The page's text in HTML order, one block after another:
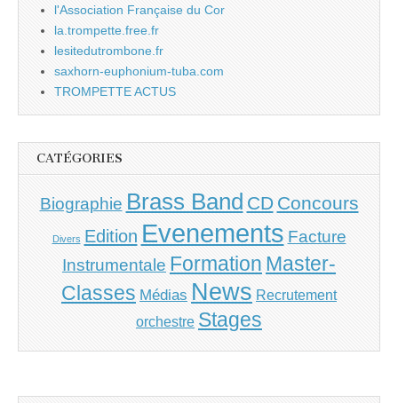
l'Association Française du Cor
la.trompette.free.fr
lesitedutrombone.fr
saxhorn-euphonium-tuba.com
TROMPETTE ACTUS
CATÉGORIES
Biographie Brass Band CD Concours
Divers Edition Evenements Facture
Instrumentale Formation Master-
Classes Médias News Recrutement
orchestre Stages